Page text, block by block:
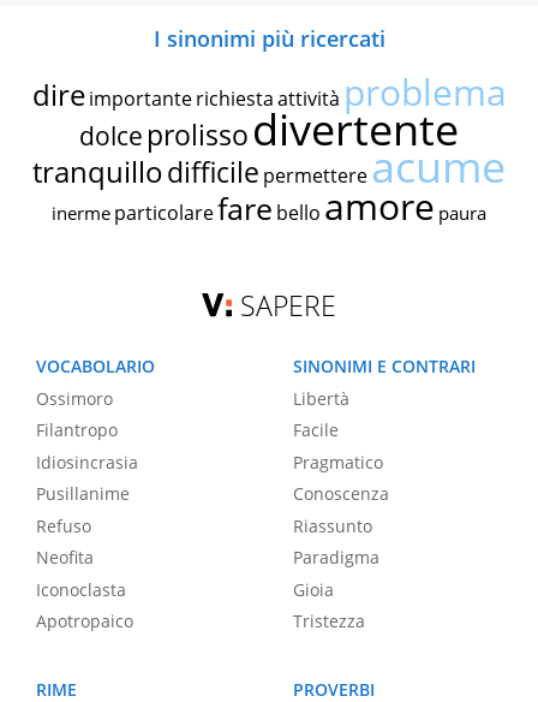
I sinonimi più ricercati
dire importante richiestaattività problema
dolce prolissodivertente
tranquillodifficile permettereacume
inerme particolarefare bello amore paura
SAPERE
VOCABOLARIO
Ossimoro
Filantropo
Idiosincrasia
Pusillanime
Refuso
Neofita
Iconoclasta
Apotropaico
SINONIMI E CONTRARI
Libertà
Facile
Pragmatico
Conoscenza
Riassunto
Paradigma
Gioia
Tristezza
RIME
PROVERBI